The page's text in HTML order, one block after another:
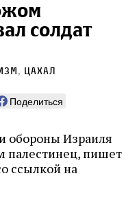
солдат
, ЦАХАЛ
Поделиться
обороны Израиля
палестинец, пишет
ссылкой на